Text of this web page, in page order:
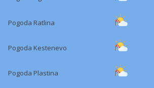
Pogoda Ratlina
Pogoda Kestenevo
Pogoda Plastina